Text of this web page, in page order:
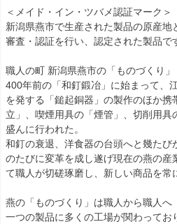
＜メイド・イン・ツバメ認証マーク＞
新潟県燕市で生産された製品の原産
審査・認証を行い、認定された製品で
職人の町 新潟県燕市の「ものづくり」
400年前の「和釘鍛冶」に始まって、
を発する「鎚起銅器」の製作のほか携
立」、喫煙用具の「煙管」、切削用
盛んに行われた。
和釘の衰退、洋食器の台頭へと幾たび
のたびに変革を成し遂げ現在の燕の産
て職人が切磋琢磨し、新しい商品を常
燕の「ものづくり」は職人から職人へ
一つの製品に多くの工場が関わってお